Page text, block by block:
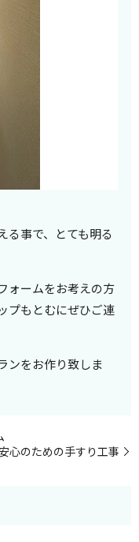
る事で、とても明る
ォームをお考えの方
プもとむにぜひご連
ンをお作り致しま
心のための手すり工事